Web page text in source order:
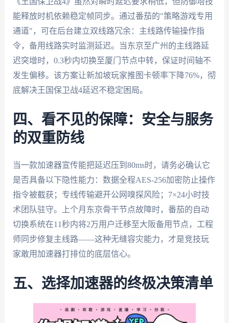
能释放时机依赖稳定帧同步。通过番茄的"策略游戏专用
通道"，可在后台建立双线路冗余：主线路传输操作指
令，备用线路实时监测延迟。当东京至广州的主线路延
迟突增时，0.3秒内切换至厦门节点中转，保证时间轴不
发生偏移。该方案让新加坡玩家推图卡顿率下降76%，彻
底解决王国保卫战4延迟不稳定困局。
四、看不见的保障：安全与服务
的双重防线
当一款加速器宣传能把延迟压到80ms时，请务必确认它
是否具备以下隐性能力：数据全程AES-256加密防止操作
指令被截获；专线传输避开公网嗅探风险；7×24小时技
术团队驻守。上个月东京骨干节点故障时，番茄的自动
切换系统在11秒内将2万用户迁移至大阪备用节点，工程
师同步修复主线路——这种无缝容灾能力，才是竞技玩
家敢用加速器打排位的底层信心。
五、选择加速器的终极决策清单